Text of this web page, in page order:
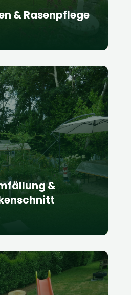
& Rasenpflege
&
und Tore
professionelle
Heckenschnitt-
an. Unser
kann Bäume jeder
der
fällen.